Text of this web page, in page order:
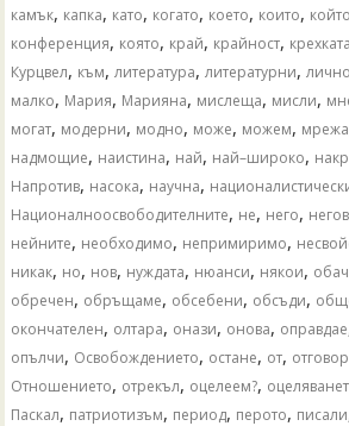
камък, капка, като, когато, което, които, който
конференция, която, край, крайност, крехката
Курцвел, към,литература,литературни,
малко, Мария, Марияна, мислеща, мисли,
могат, модерни, модно, може, можем, мрежа
надмощие, наистина, най, най–широко,
Напротив, насока, научна,
Националноосвободителните, не, него,
нейните, необходимо, непримиримо,
никак, но, нов, нуждата, нюанси, някои,
обречен, обръщаме, обсебени, обсъди,
окончателен, олтара, онази, онова, оправдае
опълчи, Освобождението, остане, от,
Отношението, отрекъл, оцелеем?,
Паскал, патриотизъм, период, перото, писали